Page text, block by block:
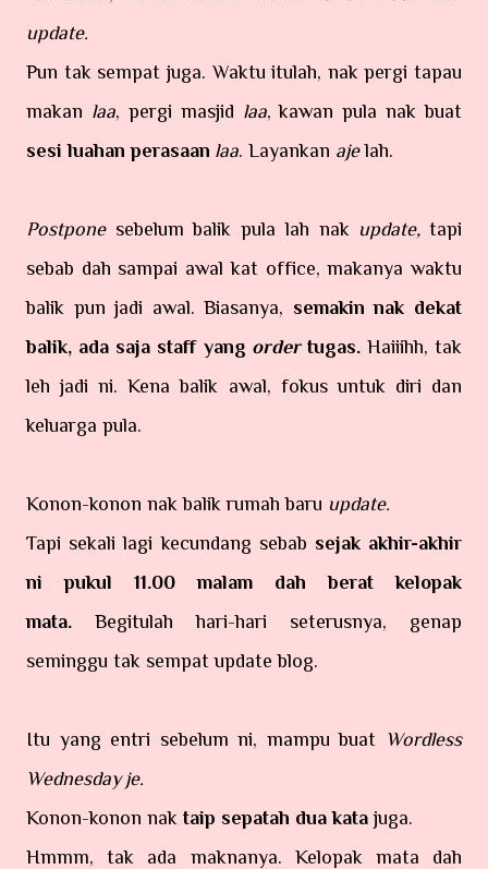
update.
Pun tak sempat juga. Waktu itulah, nak pergi tapau
makan laa, pergi masjid laa, kawan pula nak buat
sesi luahan perasaan laa. Layankan ajelah.
Postponesebelum balik pula lah nak update,tapi
sebab dah sampai awal kat office,makanya waktu
balik pun jadi awal. Biasanya, semakin nak dekat
balik, ada saja staff yang ordertugas.Haiiihh, tak
leh jadi ni. Kena balik awal, fokus untuk diri dan
keluarga pula.
Konon-konon nak balik rumah baru update.
Tapi sekali lagi kecundang sebab sejak akhir-akhir
ni pukul 11.00 malam dah berat kelopak
mata. Begitulah hari-hari seterusnya, genap
seminggu tak sempat update blog.
Itu yang entri sebelum ni, mampu buat Wordless
Wednesday je.
Konon-konon nak taip sepatah dua kata juga.
Hmmm, tak ada maknanya. Kelopak mata dah